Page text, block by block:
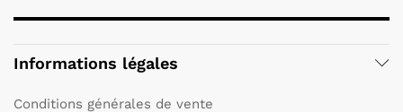
Informations légales
Conditions générales de vente